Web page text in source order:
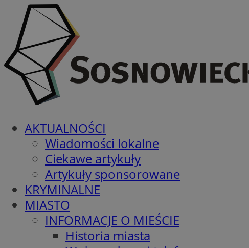
AKTUALNOŚCI
Wiadomości lokalne
Ciekawe artykuły
Artykuły sponsorowane
KRYMINALNE
MIASTO
INFORMACJE O MIEŚCIE
Historia miasta